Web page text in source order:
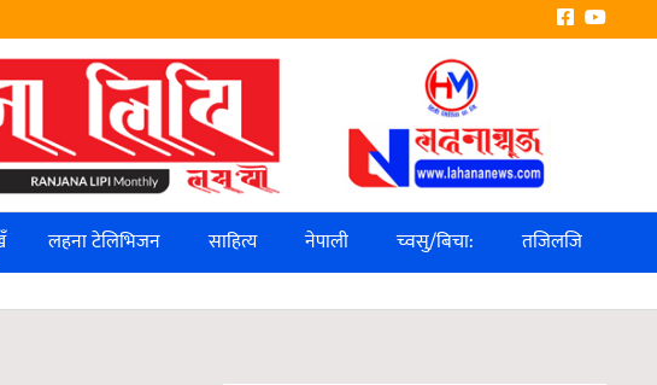
लहना टेलिभिजन साहित्य नेपाली च्वसु/बिचा: तजिलजि